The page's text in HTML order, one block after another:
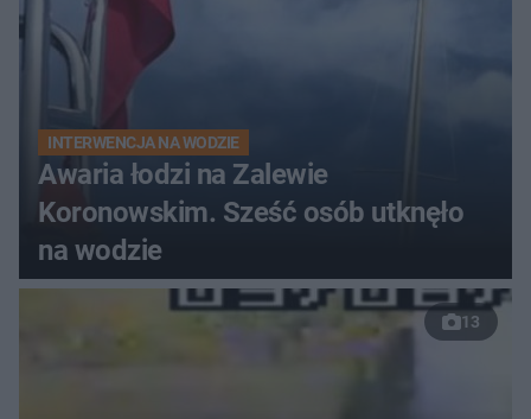
INTERWENCJA NA WODZIE
Awaria łodzi na Zalewie
Koronowskim. Sześć osób utknęło
na wodzie
13